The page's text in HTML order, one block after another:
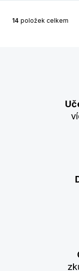
14 položek celkem